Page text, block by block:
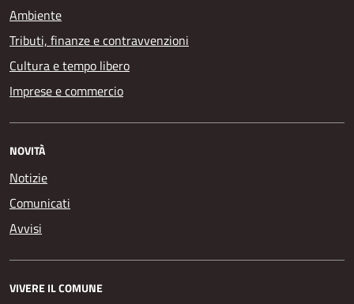
Ambiente
Tributi, finanze e contravvenzioni
Cultura e tempo libero
Imprese e commercio
NOVITÀ
Notizie
Comunicati
Avvisi
VIVERE IL COMUNE